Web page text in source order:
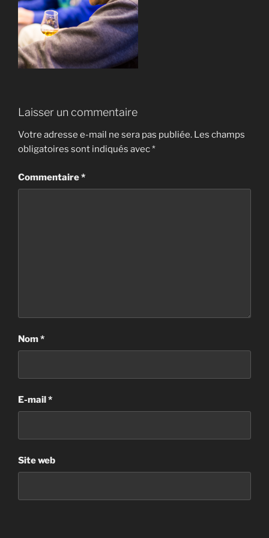
Laisser un commentaire
Votre adresse e-mail ne sera pas publiée. Les champs
obligatoires sont indiqués avec*
Commentaire*
Nom*
E-mail*
Site web